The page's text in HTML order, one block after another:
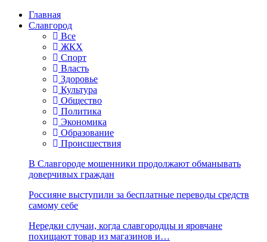
Главная
Славгород
Все
ЖКХ
Спорт
Власть
Здоровье
Культура
Общество
Политика
Экономика
Образование
Происшествия
В Славгороде мошенники продолжают обманывать
доверчивых граждан
Россияне выступили за бесплатные переводы средств
самому себе
Нередки случаи, когда славгородцы и яровчане
похищают товар из магазинов и…